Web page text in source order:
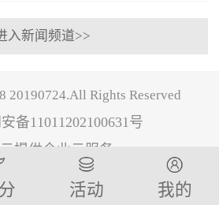
瓜味道甘甜多汁，可以解渴消暑，还有很好
还可晒干做成咸菜，具有美容作用。西瓜
多多，但是比较寒凉，而夏天大家都喜...
入新闻频道>>
20190724.All Rights Reserved
备11011202100631号
提供企业云服务
活动 我的